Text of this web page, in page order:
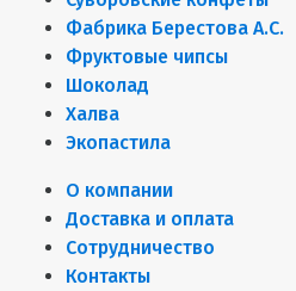
Фабрика Берестова А.С.
Фруктовые чипсы
Шоколад
Халва
Экопастила
О компании
Доставка и оплата
Сотрудничество
Контакты